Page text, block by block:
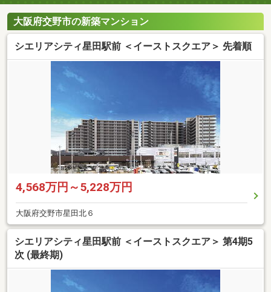
大阪府交野市の新築マンション
シエリアシティ星田駅前 ＜イーストスクエア＞ 先着順
4,568万円～5,228万円
大阪府交野市星田北６
シエリアシティ星田駅前 ＜イーストスクエア＞ 第4期5
次 (最終期)